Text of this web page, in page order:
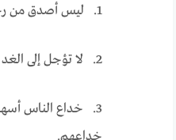
1. ليس أصدق من رجل يعترف لنفسه بأنه كاذب.
2. لا تؤجل إلى الغد ما يمكنك قضاؤه بعد غد.
3. خداع الناس